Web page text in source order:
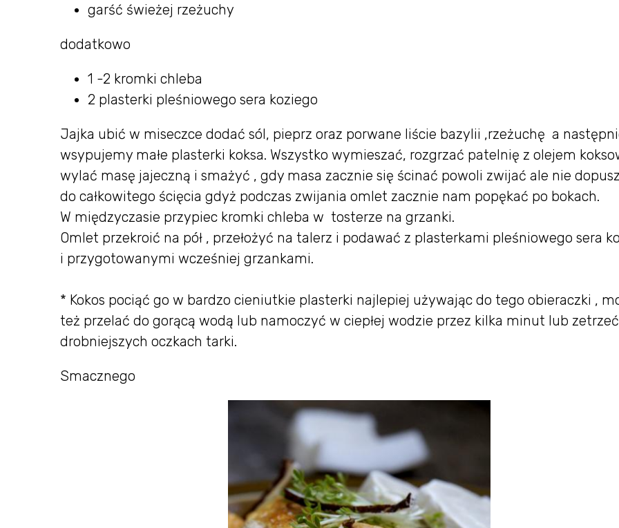
garść świeżej rzeżuchy
dodatkowo
1 -2 kromki chleba
2 plasterki pleśniowego sera koziego
Jajka ubić w miseczce dodać sól, pieprz oraz porwane liście bazylii ,rzeżuchę a
wsypujemy małe plasterki koksa. Wszystko wymieszać, rozgrzać patelnię z olejem
wylać masę jajeczną i smażyć , gdy masa zacznie się ścinać powoli zwijać ale nie
do całkowitego ścięcia gdyż podczas zwijania omlet zacznie nam popękać po bokach.
W międzyczasie przypiec kromki chleba w tosterze na grzanki.
Omlet przekroić na pół , przełożyć na talerz i podawać z plasterkami pleśniowego sera
i przygotowanymi wcześniej grzankami.
* Kokos pociąć go w bardzo cieniutkie plasterki najlepiej używając do tego obieraczki ,
też przelać do gorącą wodą lub namoczyć w ciepłej wodzie przez kilka minut lub
drobniejszych oczkach tarki.
Smacznego